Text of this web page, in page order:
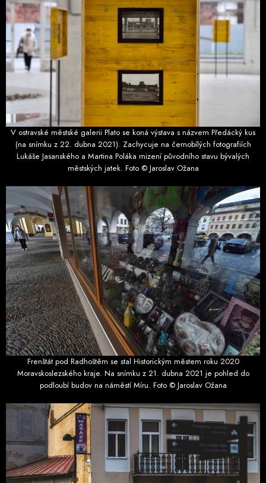
V ostravské městské galerii Plato se koná výstava s názvem Předácký kus
(na snímku z 22. dubna 2021). Zachycuje na černobílých fotografiích
Lukáše Jasanského a Martina Poláka mizení původního stavu bývalých
městských jatek. Foto © Jaroslav Ožana
Frenštát pod Radhoštěm se stal Historickým městem roku 2020
Moravskoslezského kraje. Na snímku z 21. dubna 2021 je pohled do
podloubí budov na náměstí Míru. Foto © Jaroslav Ožana